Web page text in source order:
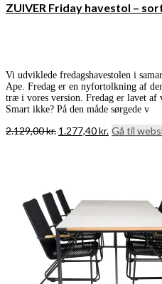
ZUIVER Friday havestol –
Vi udviklede fredagshavestolen i
Ape. Fredag er en nyfortolkning af
træ i vores version. Fredag er lavet af
Smart ikke? På den måde sørgede v
2.129,00kr. Den
1.277,40kr. Den
Gå til